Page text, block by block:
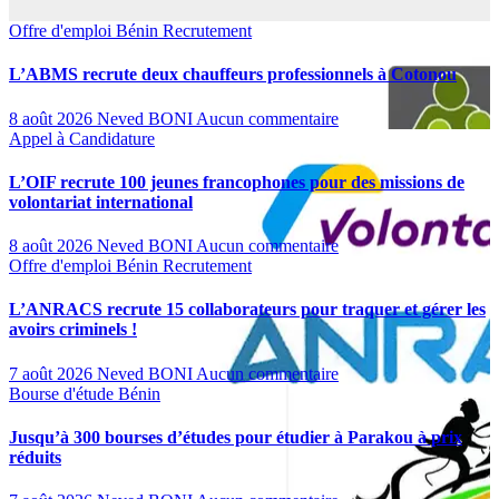
Offre d'emploi Bénin Recrutement
L’ABMS recrute deux chauffeurs professionnels à Cotonou
8 août 2026 Neved BONI Aucun commentaire
Appel à Candidature
L’OIF recrute 100 jeunes francophones pour des missions de
volontariat international
8 août 2026 Neved BONI Aucun commentaire
Offre d'emploi Bénin Recrutement
L’ANRACS recrute 15 collaborateurs pour traquer et gérer les
avoirs criminels !
7 août 2026 Neved BONI Aucun commentaire
Bourse d'étude Bénin
Jusqu’à 300 bourses d’études pour étudier à Parakou à prix
réduits